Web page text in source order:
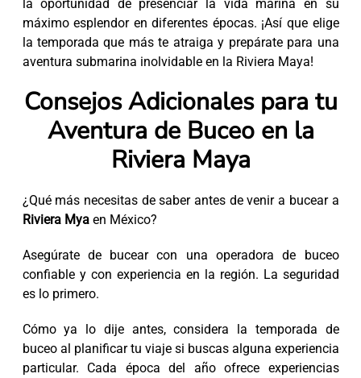
la oportunidad de presenciar la vida marina en su
máximo esplendor en diferentes épocas. ¡Así que elige
la temporada que más te atraiga y prepárate para una
aventura submarina inolvidable en la Riviera Maya!
Consejos Adicionales para tu
Aventura de Buceo en la
Riviera Maya
¿Qué más necesitas de saber antes de venir a bucear a
Riviera Myaen México?
Asegúrate de bucear con una operadora de buceo
confiable y con experiencia en la región. La seguridad
es lo primero.
Cómo ya lo dije antes, considera la temporada de
buceo al planificar tu viaje si buscas alguna experiencia
particular. Cada época del año ofrece experiencias